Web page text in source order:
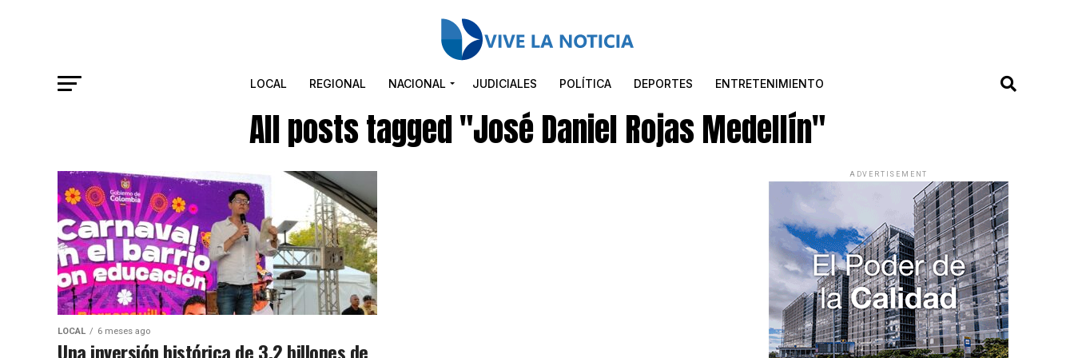
LOCAL REGIONAL NACIONAL JUDICIALES POLÍTICA DEPORTES ENTRETENIMIENTO
All posts tagged "José Daniel Rojas Medellín"
LOCAL 6 meses ago
Una inversión histórica de 3,2 billones de
ADVERTISEMENT